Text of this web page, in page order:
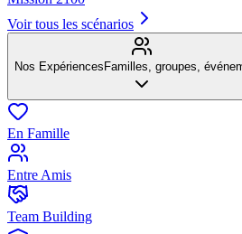
Voir tous les scénarios
Nos Expériences Familles, groupes,
En Famille
Entre Amis
Team Building